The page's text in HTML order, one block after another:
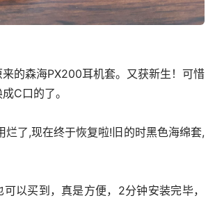
的森海PX200耳机套。又获新生！可惜
C口的了。
烂了,现在终于恢复啦!旧的时黑色海绵套,
以买到，真是方便，2分钟安装完毕，